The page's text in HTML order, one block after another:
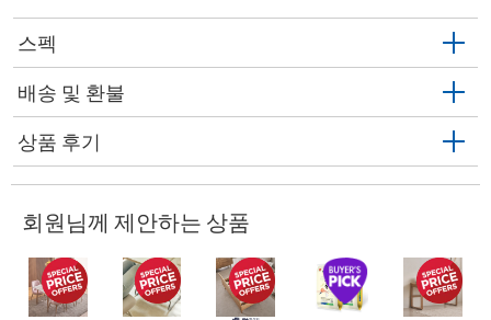
스펙
배송 및 환불
상품 후기
회원님께 제안하는 상품